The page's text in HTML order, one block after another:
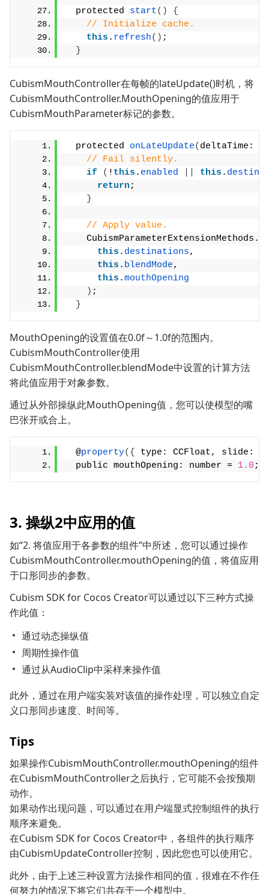
  protected
start()
{
// Initialize cache.
this . refresh() ;
}
CubismMouthController在每帧的lateUpdate()时机，将
CubismMouthController.MouthOpening的值应用于
CubismMouthParameter标记的参数。
  protected
onLateUpdate( deltaTime:
// Fail silently.
if
( ! this . enabled this .
return;
}
// Apply value.
    CubismParameterExtensionMethods.
this . destinations,
this . blendMode,
this .mouthOpening
) ;
}
MouthOpening的设置值在0.0f～1.0f的范围内。
CubismMouthController使用
CubismMouthController.blendMode中设置的计算方法
将此值应用于对象参数。
通过从外部操纵此MouthOpening值，您可以使模型的嘴
巴张开或合上。
  @
property({ type: CCFloat, slide:
  public mouthOpening: number =
1.0 ;
3. 操纵2中应用的值
如“2. 将值应用于各参数的组件”中所述，您可以通过操作
CubismMouthController.mouthOpening的值，将值应用
于口形同步的参数。
Cubism SDK for Cocos Creator可以通过以下三种方式操
作此值：
通过动态操纵值
周期性操作值
通过从AudioClip中采样来操作值
此外，通过在用户端实装对该值的操作处理，可以独立自定
义口形同步速度、时间等。
Tips
如果操作CubismMouthController.mouthOpening的组件
在CubismMouthController之后执行，它可能不会按预期
动作。
如果动作出现问题，可以通过在用户端显式控制组件的执行
顺序来避免。
在Cubism SDK for Cocos Creator中，各组件的执行顺序
由CubismUpdateController控制，因此您也可以使用它。
此外，由于上述三种设置方法操作相同的值，很难在不作任
何努力的情况下将它们共存于一个模型中。